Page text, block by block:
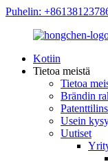
Puhelin:
Kotiin
Tietoa meistä
Tietoa
Brändin
Usein
Uutiset